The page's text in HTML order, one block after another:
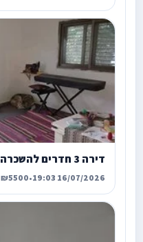
דירה 3 חדרים להשכרה ברמת גן, הגלגל, הלל
16/07/2026 19:03
•
₪5500